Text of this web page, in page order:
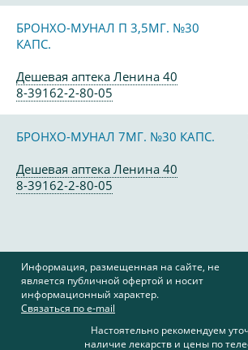
БРОНХО-МУНАЛ П 3,5МГ. №30
КАПС.
Дешевая аптека Ленина 40
8-39162-2-80-05
БРОНХО-МУНАЛ 7МГ. №30 КАПС.
Дешевая аптека Ленина 40
8-39162-2-80-05
Информация, размещенная на сайте, не
является публичной офертой и носит
информационный характер.
Связаться по e-mail
Настоятельно рекомендуем
наличие лекарств и цены по